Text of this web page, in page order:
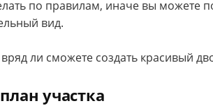
по правилам, иначе вы можете
вид.
ли сможете создать красивый
участка